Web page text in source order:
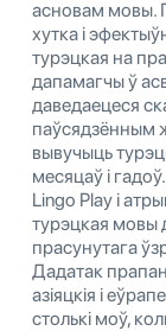
асновам мовы.
хутка і
турэцкая на
дапамагчы ў
даведаецеся
паўсядзённым
вывучыць
месяцаў і
Lingo Play і
турэцкая мовы
прасунутага
Дадатак
азіяцкія і
столькі моў,